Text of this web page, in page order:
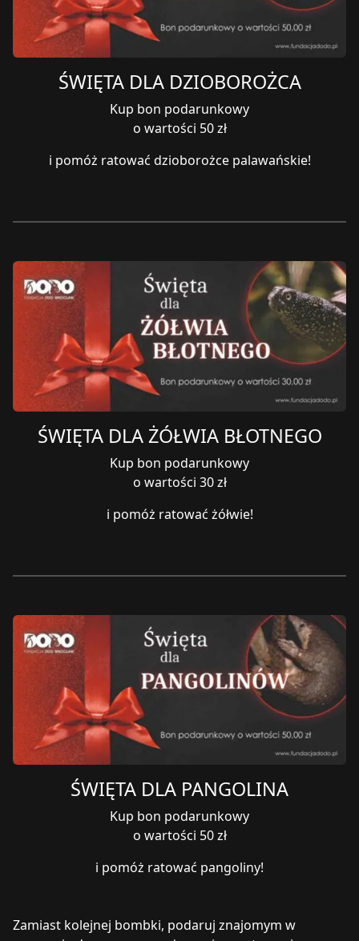
ŚWIĘTA DLA DZIOBOROŻCA
Kup bon podarunkowy
o wartości 50 zł
i pomóż ratować dzioborożce palawańskie!
ŚWIĘTA DLA ŻÓŁWIA BŁOTNEGO
Kup bon podarunkowy
o wartości 30 zł
i pomóż ratować żółwie!
ŚWIĘTA DLA PANGOLINA
Kup bon podarunkowy
o wartości 50 zł
i pomóż ratować pangoliny!
Zamiast kolejnej bombki, podaruj znajomym w